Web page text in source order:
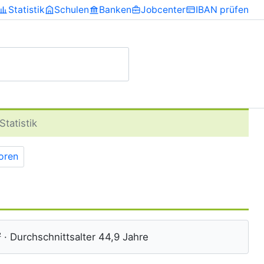
Statistik Schulen Banken Jobcenter IBAN prüfen
· Durchschnittsalter 44,9 Jahre